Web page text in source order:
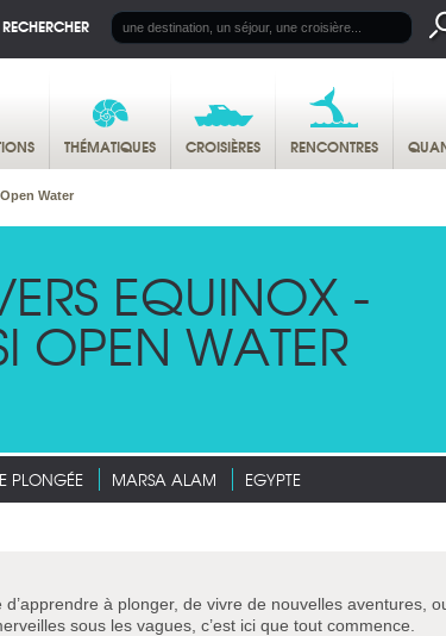
RECHERCHER
THÉMATIQUES CROISIÈRES RENCONTRES
Water
EQUINOX -
OPEN WATER
PLONGÉE MARSA ALAM EGYPTE
à plonger, de vivre de nouvelles aventures,
sous les vagues, c’est ici que tout commence.